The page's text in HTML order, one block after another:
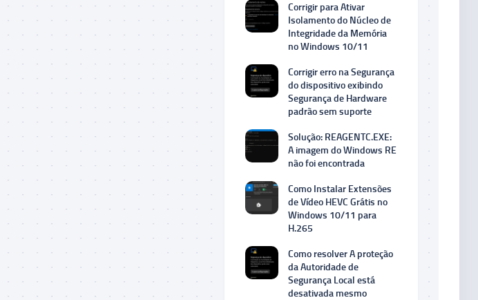
Corrigir para Ativar
Isolamento do Núcleo de
Integridade da Memória
no Windows 10/11
Corrigir erro na Segurança
do dispositivo exibindo
Segurança de Hardware
padrão sem suporte
Solução: REAGENTC.EXE:
A imagem do Windows RE
não foi encontrada
Como Instalar Extensões
de Vídeo HEVC Grátis no
Windows 10/11 para
H.265
Como resolver A proteção
da Autoridade de
Segurança Local está
desativada mesmo